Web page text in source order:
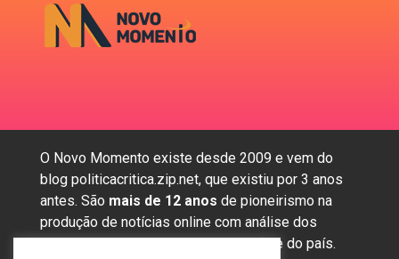
O Novo Momento existe desde 2009 e vem do
blog politicacritica.zip.net, que existiu por 3 anos
antes. São mais de 12 anos de pioneirismo na
produção de notícias online com análise dos
assuntos mais importantes da região e do país.